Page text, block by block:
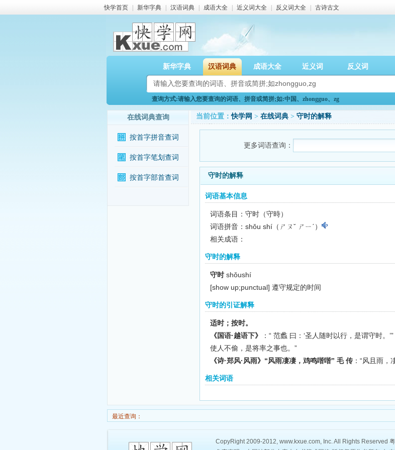
快学首页 新华字典 汉语词典 成语大全 近义词大全 反义词大全 古诗古文
新华字典 汉语词典 成语大全 近义词 反义词
查询方式:请输入您要查询的词语、拼音或简拼;如:中国、zhongguo、zg
在线词典查询
按首字拼音查词
按首字笔划查词
按首字部首查词
当前位置：快学网 > 在线词典 > 守时的解释
更多词语查询：
守时的解释
词语基本信息
词语条目：守时（守時）
词语拼音：shǒu shí（ㄕㄡˇ ㄕㄧˊ）
相关成语：
守时的解释
守时 shǒushí
[show up;punctual] 遵守规定的时间
守时的引证解释
适时；按时。
《国语·越语下》
：“ 范蠡 曰：‘圣人随时以行，是谓守时。’”
使人不偷，是将率之事也。”
《诗·郑风·风雨》“风雨凄凄，鸡鸣喈喈” 毛 传：“风且雨，
相关词语
最近查询：
CopyRight 2009-2012, www.kxue.com, Inc. All Rights Reserved